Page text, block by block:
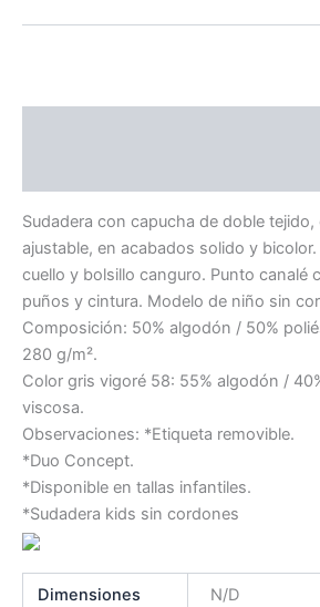
Sudadera con capucha de doble
ajustable, en acabados solido y
cuello y bolsillo canguro. Punto canalé
puños y cintura. Modelo de niño sin
Composición: 50% algodón / 50%
280 g/m².
Color gris vigoré 58: 55% algodón /
viscosa.
Observaciones: *Etiqueta removible.
*Duo Concept.
*Disponible en tallas infantiles.
*Sudadera kids sin cordones
Dimensiones N/D